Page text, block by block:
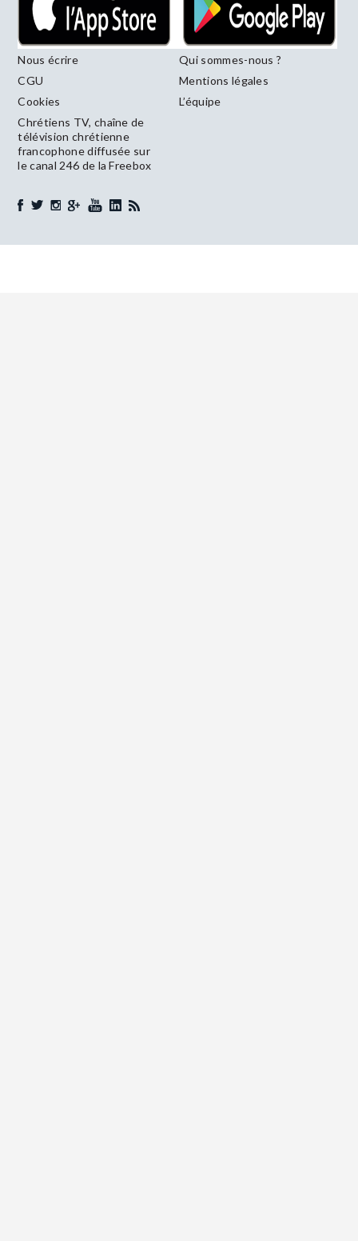
Nous écrire
Qui sommes-nous ?
CGU
Mentions légales
Cookies
L’équipe
Chrétiens TV, chaîne de
télévision chrétienne
francophone diffusée sur
le canal 246 de la Freebox